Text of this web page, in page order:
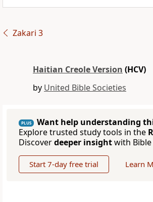
Zakari 3
Haitian Creole Version (HCV)
by United Bible Societies
PLUS
Want help understanding
Explore trusted study tools in the
Discoverdeeper insightwith Bible
Start 7-day free trial Learn